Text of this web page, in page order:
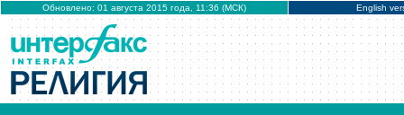
Обновлено: 01 августа 2015 года, 11:36 (МСК) English